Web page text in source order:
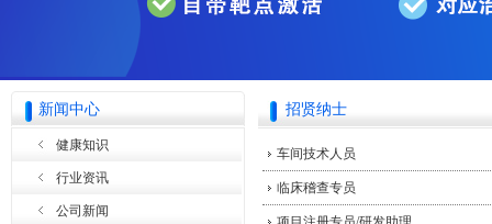
新闻中心
健康知识
行业资讯
公司新闻
招贤纳士
车间技术人员
临床稽查专员